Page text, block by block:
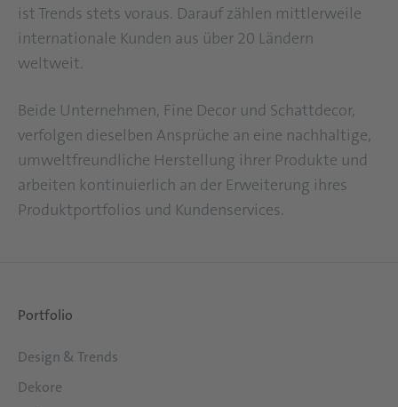
ist Trends stets voraus. Darauf zählen mittlerweile
internationale Kunden aus über 20 Ländern
weltweit.
Beide Unternehmen, Fine Decor und Schattdecor,
verfolgen dieselben Ansprüche an eine nachhaltige,
umweltfreundliche Herstellung ihrer Produkte und
arbeiten kontinuierlich an der Erweiterung ihres
Produktportfolios und Kundenservices.
Portfolio
Design & Trends
Dekore